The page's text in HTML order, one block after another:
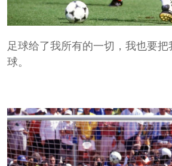
足球给了我所有的一切，我也要把
球。